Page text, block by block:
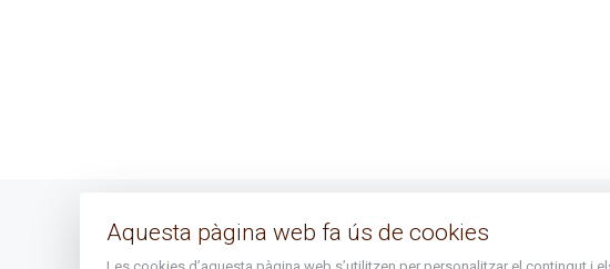
Avís legal
Aquesta pàgina web fa ús de cookies